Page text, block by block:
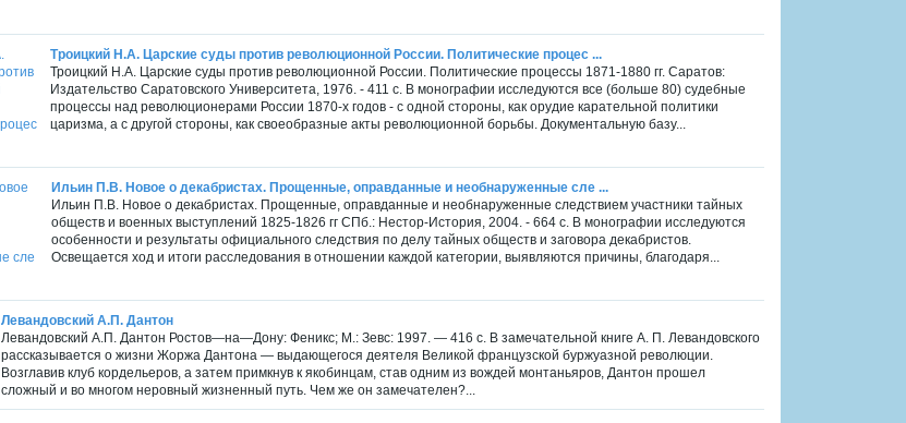
Троицкий Н.А. Царские суды против революционной России. Политические процес ...
Троицкий Н.А. Царские суды против революционной России. Политические процессы 1871-1880 гг. Саратов:
Издательство Саратовского Университета, 1976. - 411 с. В монографии исследуются все (больше 80) судебные
процессы над революционерами России 1870-х годов - с одной стороны, как орудие карательной политики
царизма, а с другой стороны, как своеобразные акты революционной борьбы. Документальную базу...
Ильин П.В. Новое о декабристах. Прощенные, оправданные и необнаруженные сле ...
Ильин П.В. Новое о декабристах. Прощенные, оправданные и необнаруженные следствием участники тайных
обществ и военных выступлений 1825-1826 гг СПб.: Нестор-История, 2004. - 664 с. В монографии исследуются
особенности и результаты официального следствия по делу тайных обществ и заговора декабристов.
Освещается ход и итоги расследования в отношении каждой категории, выявляются причины, благодаря...
Левандовский А.П. Дантон
Левандовский А.П. Дантон Ростов—на—Дону: Феникс; М.: Зевс: 1997. — 416 с. В замечательной книге А. П. Левандовского
рассказывается о жизни Жоржа Дантона — выдающегося деятеля Великой французской буржуазной революции.
Возглавив клуб кордельеров, а затем примкнув к якобинцам, став одним из вождей монтаньяров, Дантон прошел
сложный и во многом неровный жизненный путь. Чем же он замечателен?...